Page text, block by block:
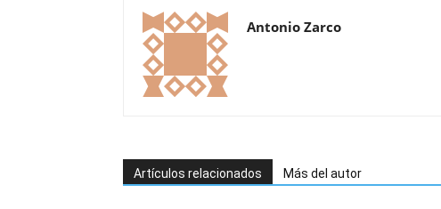
Antonio Zarco
Artículos relacionados Más del autor